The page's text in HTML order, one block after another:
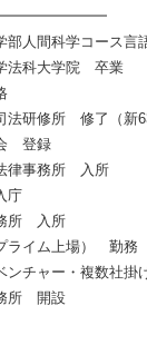
人間科学コース
法科大学院 卒業
研修所 修了（新
登録
律事務所 入所
庁
所 入所
ライム上場） 勤務
チャー・複数社掛
所 開設